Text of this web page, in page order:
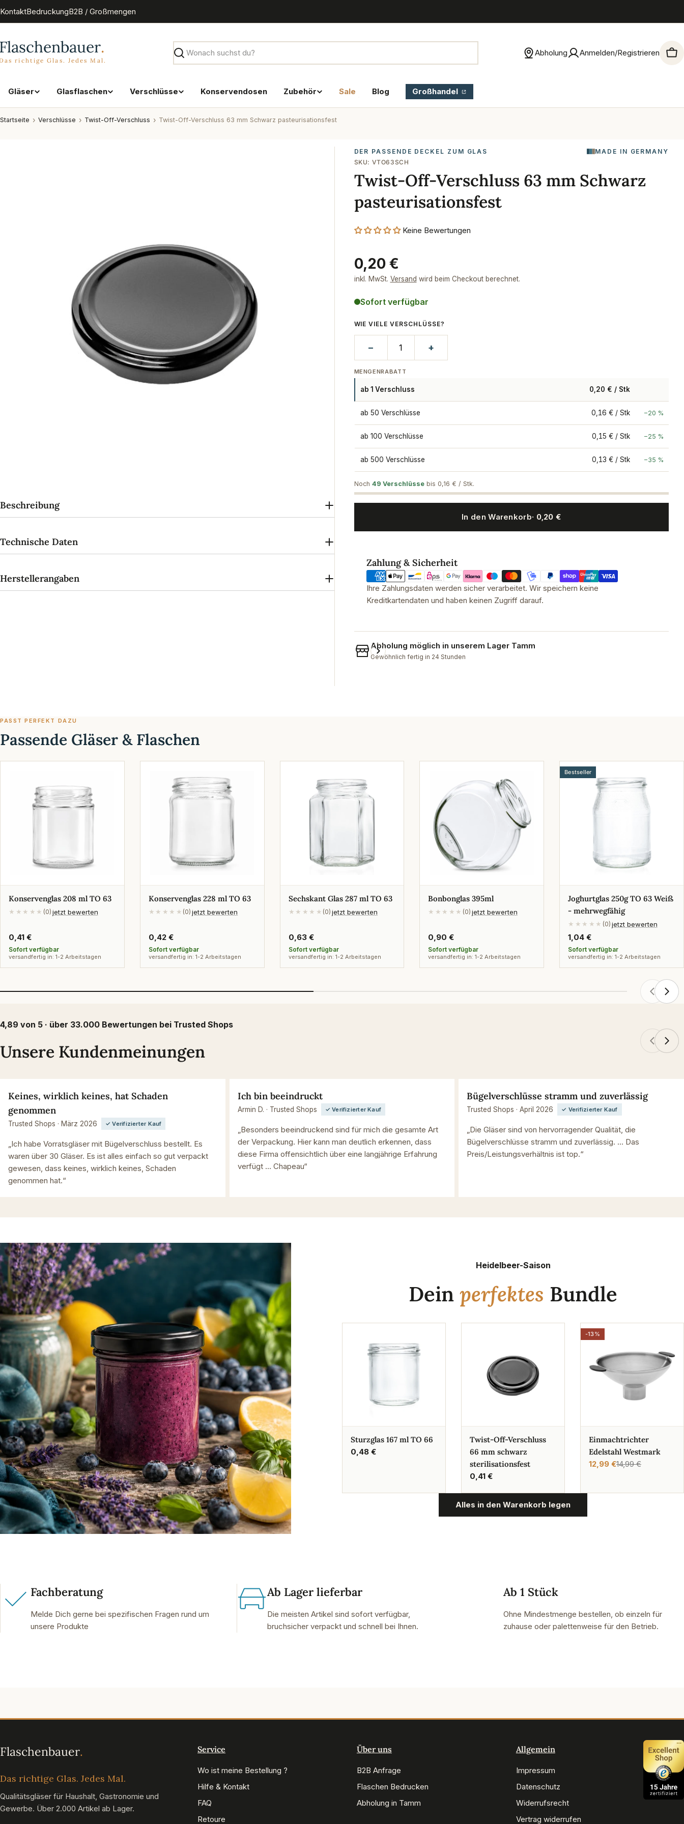
Inhalt
KontaktBedruckungB2B / Großmengen
Suchen
Abholung Anmelden/Registrieren
Gläser Glasflaschen Verschlüsse Konservendosen Zubehör Sale Blog Großhandel
Startseite Verschlüsse Twist-Off-Verschluss Twist-Off-Verschluss 63 mm Schwarz pasteurisationsfest
Sie das Medium 0 im Modalformat
Beschreibung
Technische Daten
Herstellerangaben
DER PASSENDE DECKEL ZUM GLAS
MADE IN GERMANY
SKU: VTO63SCH
Twist-Off-Verschluss 63 mm Schwarz
pasteurisationsfest
Keine Bewertungen
Regulärer
Preis
0,20 €
inkl. MwSt. Versand wird beim Checkout berechnet.
Sofort verfügbar
WIE VIELE VERSCHLÜSSE?
− +
MENGENRABATT
ab 1 Verschluss 0,20 € / Stk
ab 50 Verschlüsse 0,16 € / Stk −20 %
ab 100 Verschlüsse 0,15 € / Stk −25 %
ab 500 Verschlüsse 0,13 € / Stk −35 %
Noch 49 Verschlüssebis 0,16 € / Stk.
In den Warenkorb· 0,20 €
Zahlung & Sicherheit
Zahlungsmethoden
Ihre Zahlungsdaten werden sicher verarbeitet. Wir speichern keine
Kreditkartendaten und haben keinen Zugriff darauf.
Abholung möglich in unserem Lager Tamm
Gewöhnlich fertig in 24 Stunden
PASST PERFEKT DAZU
Passende Gläser & Flaschen
Konservenglas 208 ml TO 63
★★★★★ (0) jetzt bewerten
Regulärer
Preis
0,41 €
Sofort verfügbar
versandfertig in: 1-2 Arbeitstagen
Konservenglas 228 ml TO 63
★★★★★ (0) jetzt bewerten
Regulärer
Preis
0,42 €
Sofort verfügbar
versandfertig in: 1-2 Arbeitstagen
Sechskant Glas 287 ml TO 63
★★★★★ (0) jetzt bewerten
Regulärer
Preis
0,63 €
Sofort verfügbar
versandfertig in: 1-2 Arbeitstagen
Bonbonglas 395ml
★★★★★ (0) jetzt bewerten
Regulärer
Preis
0,90 €
Sofort verfügbar
versandfertig in: 1-2 Arbeitstagen
Bestseller
Joghurtglas 250g TO 63 Weiß
- mehrwegfähig
★★★★★ (0) jetzt bewerten
Regulärer
Preis
1,04 €
Sofort verfügbar
versandfertig in: 1-2 Arbeitstagen
4,89 von 5 · über 33.000 Bewertungen bei Trusted Shops
Unsere Kundenmeinungen
Keines, wirklich keines, hat Schaden
genommen
Trusted Shops · März 2026 ✓ Verifizierter Kauf
„Ich habe Vorratsgläser mit Bügelverschluss bestellt. Es
waren über 30 Gläser. Es ist alles einfach so gut verpackt
gewesen, dass keines, wirklich keines, Schaden
genommen hat.“
Ich bin beeindruckt
Armin D. · Trusted Shops ✓ Verifizierter Kauf
„Besonders beeindruckend sind für mich die gesamte Art
der Verpackung. Hier kann man deutlich erkennen, dass
diese Firma offensichtlich über eine langjährige Erfahrung
verfügt … Chapeau“
Bügelverschlüsse stramm und zuverlässig
Trusted Shops · April 2026 ✓ Verifizierter Kauf
„Die Gläser sind von hervorragender Qualität, die
Bügelverschlüsse stramm und zuverlässig. … Das
Preis/Leistungsverhältnis ist top.“
Heidelbeer-Saison
Dein perfektes Bundle
Sturzglas 167 ml TO 66
Regulärer
0,48 €
Twist-Off-Verschluss
66 mm schwarz
sterilisationsfest
Regulärer
0,41 €
-13%
Einmachtrichter
Edelstahl Westmark
Verkaufspreis
12,99 €
Regulärer14,99 €
Alles in den Warenkorb legen
Fachberatung
Melde Dich gerne bei spezifischen Fragen rund um
unsere Produkte
Ab Lager lieferbar
Die meisten Artikel sind sofort verfügbar,
bruchsicher verpackt und schnell bei Ihnen.
Ab 1 Stück
Ohne Mindestmenge bestellen, ob einzeln für
zuhause oder palettenweise für den Betrieb.
Das richtige Glas. Jedes Mal.
Qualitätsgläser für Haushalt, Gastronomie und
Gewerbe. Über 2.000 Artikel ab Lager.
Service
Wo ist meine Bestellung ?
Hilfe & Kontakt
FAQ
Retoure
Über uns
B2B Anfrage
Flaschen Bedrucken
Abholung in Tamm
Allgemein
Impressum
Datenschutz
Widerrufsrecht
Vertrag widerrufen